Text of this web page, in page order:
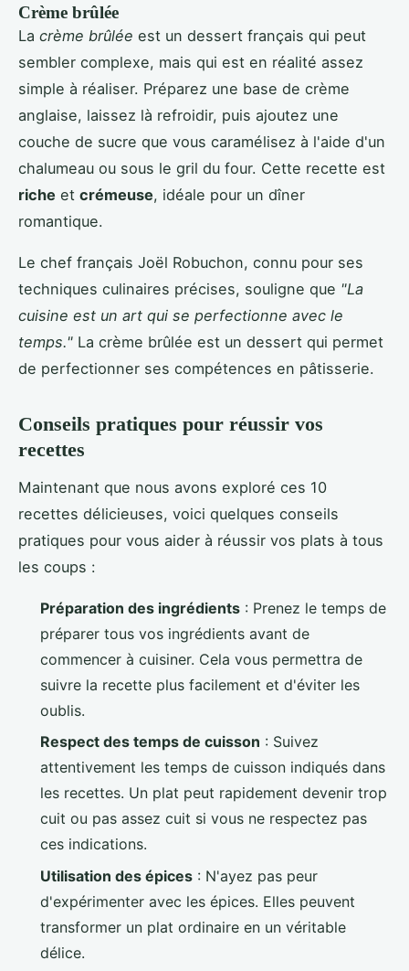
Crème brûlée
La crème brûlée est un dessert français qui peut
sembler complexe, mais qui est en réalité assez
simple à réaliser. Préparez une base de crème
anglaise, laissez là refroidir, puis ajoutez une
couche de sucre que vous caramélisez à l'aide d'un
chalumeau ou sous le gril du four. Cette recette est
riche et crémeuse, idéale pour un dîner
romantique.
Le chef français Joël Robuchon, connu pour ses
techniques culinaires précises, souligne que "La
cuisine est un art qui se perfectionne avec le
temps." La crème brûlée est un dessert qui permet
de perfectionner ses compétences en pâtisserie.
Conseils pratiques pour réussir vos
recettes
Maintenant que nous avons exploré ces 10
recettes délicieuses, voici quelques conseils
pratiques pour vous aider à réussir vos plats à tous
les coups :
Préparation des ingrédients : Prenez le temps de
préparer tous vos ingrédients avant de
commencer à cuisiner. Cela vous permettra de
suivre la recette plus facilement et d'éviter les
oublis.
Respect des temps de cuisson : Suivez
attentivement les temps de cuisson indiqués dans
les recettes. Un plat peut rapidement devenir trop
cuit ou pas assez cuit si vous ne respectez pas
ces indications.
Utilisation des épices : N'ayez pas peur
d'expérimenter avec les épices. Elles peuvent
transformer un plat ordinaire en un véritable
délice.